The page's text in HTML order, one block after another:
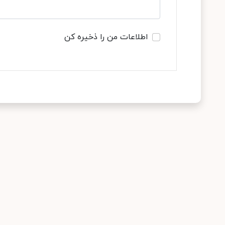
اطلاعات من را ذخیره کن